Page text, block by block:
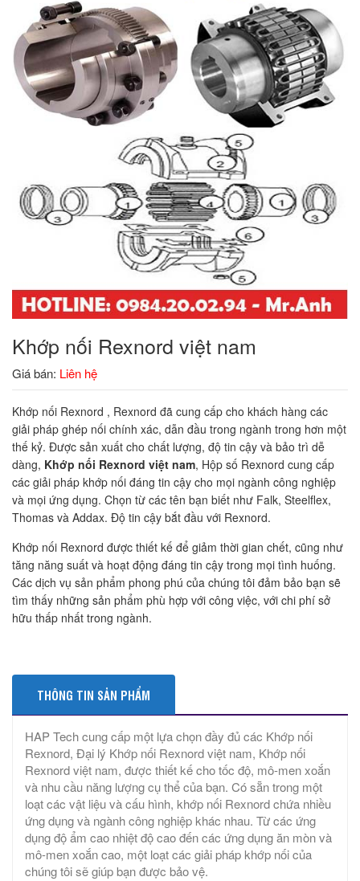
Khớp nối Rexnord việt nam
Giá bán: Liên hệ
Khớp nối Rexnord , Rexnord đã cung cấp cho khách hàng các
giải pháp ghép nối chính xác, dẫn đầu trong ngành trong hơn một
thế kỷ. Được sản xuất cho chất lượng, độ tin cậy và bảo trì dễ
dàng, Khớp nối Rexnord việt nam, Hộp số Rexnord cung cấp
các giải pháp khớp nối đáng tin cậy cho mọi ngành công nghiệp
và mọi ứng dụng. Chọn từ các tên bạn biết như Falk, Steelflex,
Thomas và Addax. Độ tin cậy bắt đầu với Rexnord.
Khớp nối Rexnord được thiết kế để giảm thời gian chết, cũng như
tăng năng suất và hoạt động đáng tin cậy trong mọi tình huống.
Các dịch vụ sản phẩm phong phú của chúng tôi đảm bảo bạn sẽ
tìm thấy những sản phẩm phù hợp với công việc, với chi phí sở
hữu thấp nhất trong ngành.
THÔNG TIN SẢN PHẨM
HAP Tech cung cấp một lựa chọn đầy đủ các Khớp nối
Rexnord, Đại lý Khớp nối Rexnord việt nam, Khớp nối
Rexnord việt nam, được thiết kế cho tốc độ, mô-men xoắn
và nhu cầu năng lượng cụ thể của bạn. Có sẵn trong một
loạt các vật liệu và cấu hình, khớp nối Rexnord chứa nhiều
ứng dụng và ngành công nghiệp khác nhau. Từ các ứng
dụng độ ẩm cao nhiệt độ cao đến các ứng dụng ăn mòn và
mô-men xoắn cao, một loạt các giải pháp khớp nối của
chúng tôi sẽ giúp bạn được bảo vệ.